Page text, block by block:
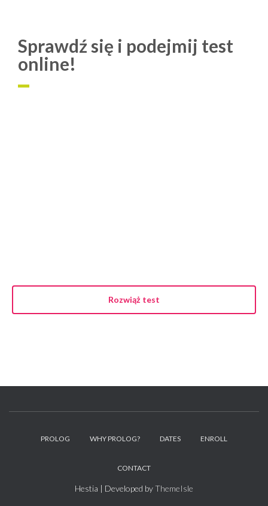
Sprawdź się i podejmij test
online!
Rozwiąż test
PROLOG WHY PROLOG? DATES ENROLL
CONTACT
Hestia | Developed byThemeIsle